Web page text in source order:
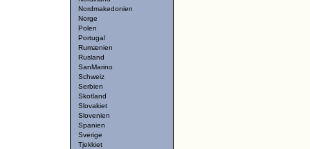
Nordmakedonien
Norge
Polen
Portugal
Rumænien
Rusland
SanMarino
Schweiz
Serbien
Skotland
Slovakiet
Slovenien
Spanien
Sverige
Tjekkiet